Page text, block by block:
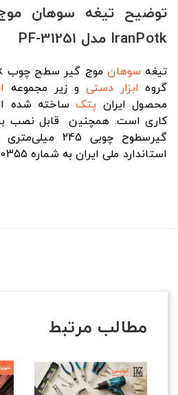
توضیح تیغه سوهان
IranPotk مدل PF-31251
تیغه سوهان
گروه ابزار دستی و زیر مجموعه
محصول ایران پتک ساخته شده
کاری است. همچنین قابل نصب
گیرسطوح چوبی
استاندارد ملی ایران به شماره 10355 است.
مطالب مرتبط